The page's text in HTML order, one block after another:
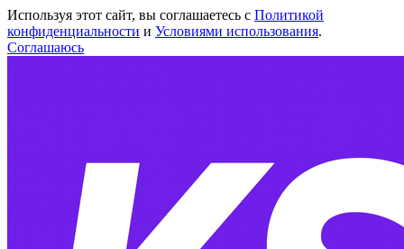
Используя этот сайт, вы соглашаетесь с Политикой
конфиденциальности и Условиями использования.
Соглашаюсь